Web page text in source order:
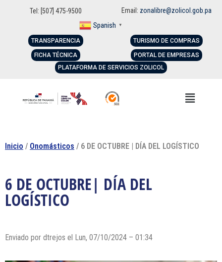
Tel: [507] 475-9500 Email: zonalibre@zolicol.gob.pa
Spanish ▼
TRANSPARENCIA
FICHA TÉCNICA
TURISMO DE COMPRAS
PORTAL DE EMPRESAS
PLATAFORMA DE SERVICIOS ZOLICOL
Inicio / Onomásticos / 6 DE OCTUBRE | DÍA DEL LOGÍSTICO
6 DE OCTUBRE| DÍA DEL
LOGÍSTICO
Enviado por dtrejos el Lun, 07/10/2024 – 01:34